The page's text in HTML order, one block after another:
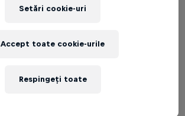
Setări cookie-uri
Respingeți toate
Accept toate cookie-urile